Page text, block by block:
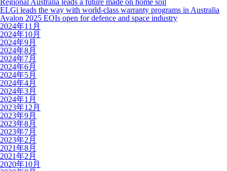
Regional Australia leads a future made on home soil
ELGi leads the way with world-class warranty programs in Australia
Avalon 2025 EOIs open for defence and space industry
2024年11月
2024年10月
2024年9月
2024年8月
2024年7月
2024年6月
2024年5月
2024年4月
2024年3月
2024年1月
2023年12月
2023年9月
2023年8月
2023年7月
2023年2月
2021年8月
2021年2月
2020年10月